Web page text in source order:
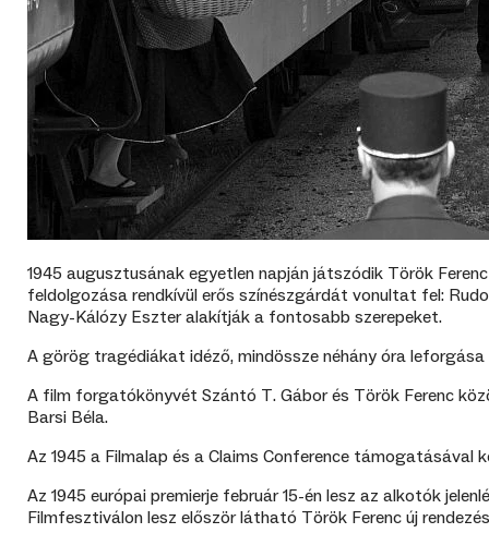
1945 augusztusának egyetlen napján játszódik Török
feldolgozása rendkívül erős színészgárdát vonultat fel:
Nagy-Kálózy Eszter alakítják a fontosabb szerepeket.
A görög tragédiákat idéző, mindössze néhány óra
A film forgatókönyvét Szántó T. Gábor és Török Ferenc
Barsi Béla.
Az 1945 a Filmalap és a Claims Conference
Az 1945 európai premierje február 15-én lesz az alkotók
Filmfesztiválon lesz először látható Török Ferenc új